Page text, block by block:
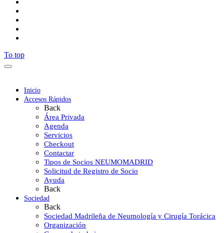
To top
Inicio
Accesos Rápidos
Back
Área Privada
Agenda
Servicios
Checkout
Contactar
Tipos de Socios NEUMOMADRID
Solicitud de Registro de Socio
Ayuda
Back
Sociedad
Back
Sociedad Madrileña de Neumología y Cirugía Torácica
Organización